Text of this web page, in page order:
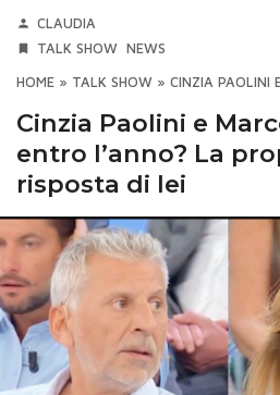
CLAUDIA
TALK SHOW NEWS
HOME » TALK SHOW » CINZIA PAOLINI
Cinzia Paolini e
entro l’anno? La
risposta di lei